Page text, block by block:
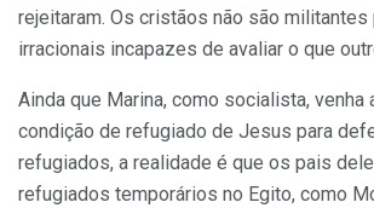
rejeitaram. Os cristãos não são
irracionais incapazes de avaliar o que
Ainda que Marina, como socialista, venha
condição de refugiado de Jesus para
refugiados, a realidade é que os pais
refugiados temporários no Egito, como